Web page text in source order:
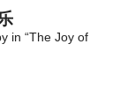
in “The Joy of